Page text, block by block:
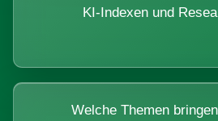
KI-Indexen und
Welche Themen